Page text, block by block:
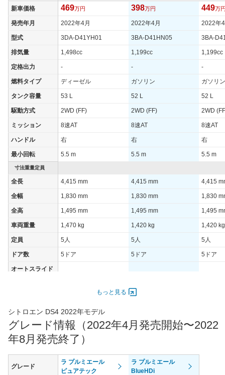
(後)
街地)
16.8km/L 14.5km/L 14.5km/
WLTCモード(郊
外)
WLTCモード(高
23.9km/L 19.9km/L 19.9km/
装備オプション
新車価格 469万円 398万円 449万
発売年月 2022年4月 2022年4月 2022年
型式 3DA-D41YH01 3BA-D41HN05 3BA-
排気量 1,498cc 1,199cc 1,199cc
定格出力 - - -
燃料タイプ ディーゼル ガソリン ガソリン
タンク容量 53 L 52 L 52 L
駆動方式 2WD (FF) 2WD (FF) 2WD
ミッション 8速AT 8速AT 8速AT
ハンドル 右 右 右
最小回転 5.5 m 5.5 m 5.5 m
寸法重量定員
全長 4,415 mm 4,415 mm 4,415
全幅 1,830 mm 1,830 mm 1,830
全高 1,495 mm 1,495 mm 1,495
車両重量 1,470 kg 1,420 kg 1,420 kg
定員 5人 5人 5人
ドア数 5ドア 5ドア 5ドア
オートスライド
最高トルク 300 [30.6]/ - 230 [23.5]/ - 230
過給機 TB
(前)
205/55R19 205/55R19
もっと見る
シトロエン DS4 2022年モデル
グレード情報（2022年4月発売開始〜2022
年8月発売終了）
グレード
ラ プルミエール
ピュアテック
ラ プルミエール
BlueHDi